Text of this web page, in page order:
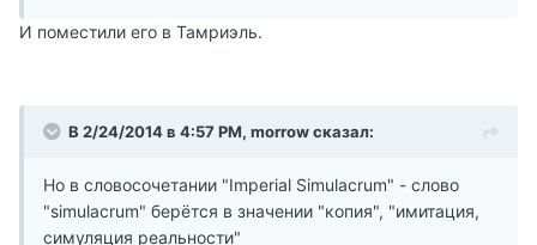
И поместили его в Тамриэль.
В 2/24/2014 в 4:57 PM, morrow сказал:
Но в словосочетании "Imperial Simulacrum" - слово
"simulacrum" берётся в значении "копия", "имитация,
симуляция реальности"